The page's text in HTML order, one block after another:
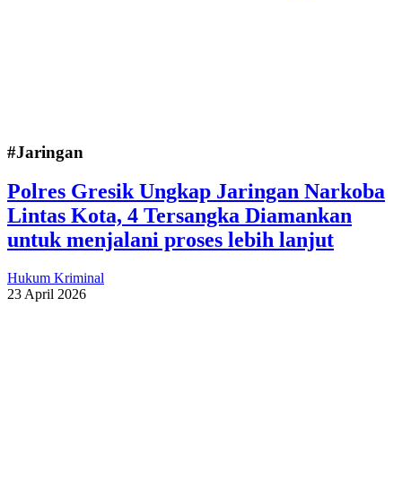
#Jaringan
Polres Gresik Ungkap Jaringan Narkoba
Lintas Kota, 4 Tersangka Diamankan
untuk menjalani proses lebih lanjut
Hukum Kriminal
23 April 2026